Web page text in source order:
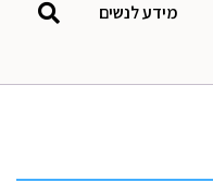
מידע לנשים